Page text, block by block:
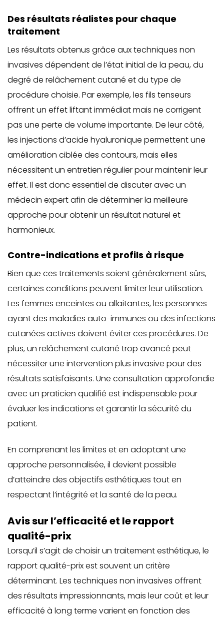
Des résultats réalistes pour chaque
traitement
Les résultats obtenus grâce aux techniques non
invasives dépendent de l’état initial de la peau, du
degré de relâchement cutané et du type de
procédure choisie. Par exemple, les fils tenseurs
offrent un effet liftant immédiat mais ne corrigent
pas une perte de volume importante. De leur côté,
les injections d’acide hyaluronique permettent une
amélioration ciblée des contours, mais elles
nécessitent un entretien régulier pour maintenir leur
effet. Il est donc essentiel de discuter avec un
médecin expert afin de déterminer la meilleure
approche pour obtenir un résultat naturel et
harmonieux.
Contre-indications et profils à risque
Bien que ces traitements soient généralement sûrs,
certaines conditions peuvent limiter leur utilisation.
Les femmes enceintes ou allaitantes, les personnes
ayant des maladies auto-immunes ou des infections
cutanées actives doivent éviter ces procédures. De
plus, un relâchement cutané trop avancé peut
nécessiter une intervention plus invasive pour des
résultats satisfaisants. Une consultation approfondie
avec un praticien qualifié est indispensable pour
évaluer les indications et garantir la sécurité du
patient.
En comprenant les limites et en adoptant une
approche personnalisée, il devient possible
d’atteindre des objectifs esthétiques tout en
respectant l’intégrité et la santé de la peau.
Avis sur l’efficacité et le rapport
qualité-prix
Lorsqu’il s’agit de choisir un traitement esthétique, le
rapport qualité-prix est souvent un critère
déterminant. Les techniques non invasives offrent
des résultats impressionnants, mais leur coût et leur
efficacité à long terme varient en fonction des